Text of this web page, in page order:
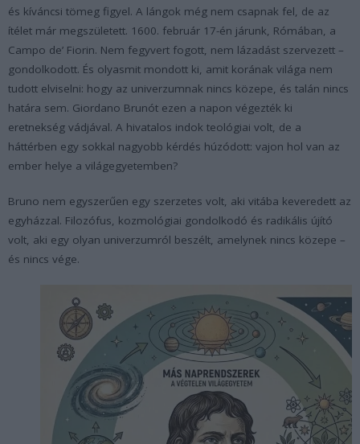
és kíváncsi tömeg figyel. A lángok még nem csapnak fel, de az
ítélet már megszületett. 1600. február 17-én járunk, Rómában, a
Campo de’ Fiorin. Nem fegyvert fogott, nem lázadást szervezett –
gondolkodott. És olyasmit mondott ki, amit korának világa nem
tudott elviselni: hogy az univerzumnak nincs közepe, és talán nincs
határa sem. Giordano Brunót ezen a napon végezték ki
eretnekség vádjával. A hivatalos indok teológiai volt, de a
háttérben egy sokkal nagyobb kérdés húzódott: vajon hol van az
ember helye a világegyetemben?
Bruno nem egyszerűen egy szerzetes volt, aki vitába keveredett az
egyházzal. Filozófus, kozmológiai gondolkodó és radikális újító
volt, aki egy olyan univerzumról beszélt, amelynek nincs közepe –
és nincs vége.